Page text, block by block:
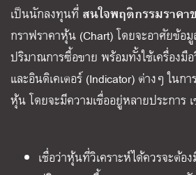
เป็นนักลงทุนที่ สนใจพฤติกรรมราคา
กราฟราคาหุ้น (Chart) โดยจะอาศัยข้อ
ปริมาณการซื้อขาย พร้อมทั้งใช้เครื่องมื
และอินดิเคเตอร์ (Indicator) ต่างๆ ในก
หุ้น โดยจะมีความเชื่ออยู่หลายประการ
เชื่อว่าหุ้นที่วิเคราะห์ได้ควรจะต้อ